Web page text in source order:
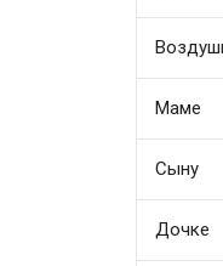
Маме
Сыну
Дочке